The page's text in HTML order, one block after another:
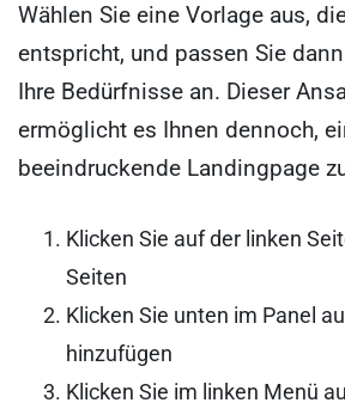
Wählen Sie eine Vorlage aus,
entspricht, und passen Sie
Ihre Bedürfnisse an. Dieser
ermöglicht es Ihnen dennoch,
beeindruckende Landingpage
Klicken Sie auf der linken
Seiten
Klicken Sie unten im Panel
hinzufügen
Klicken Sie im linken Menü